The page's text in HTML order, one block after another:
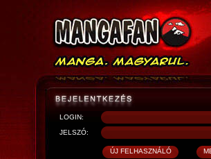
LOGIN:
JELSZÓ: